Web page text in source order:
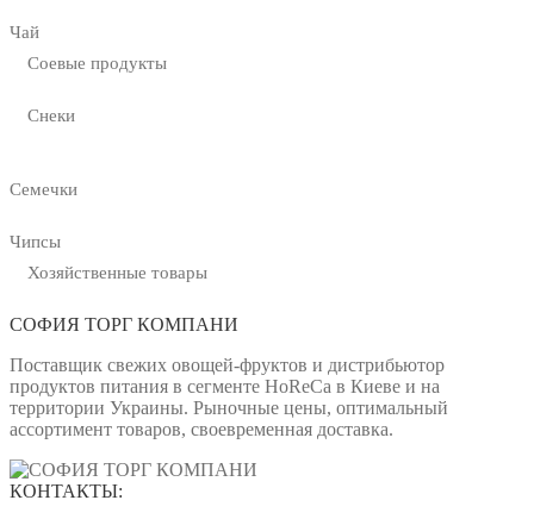
Чай
Соевые продукты
Снеки
Семечки
Чипсы
Хозяйственные товары
СОФИЯ ТОРГ КОМПАНИ
Поставщик свежих овощей-фруктов и дистрибьютор
продуктов питания в сегменте HoReCa в Киеве и на
территории Украины. Рыночные цены, оптимальный
ассортимент товаров, своевременная доставка.
КОНТАКТЫ: